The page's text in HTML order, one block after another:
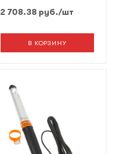
2 708.38 руб./шт
В КОРЗИНУ